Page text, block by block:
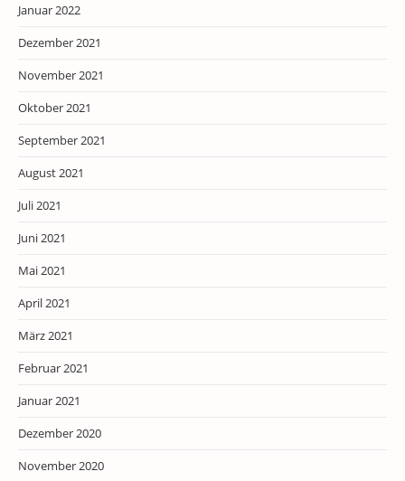
Januar 2022
Dezember 2021
November 2021
Oktober 2021
September 2021
August 2021
Juli 2021
Juni 2021
Mai 2021
April 2021
März 2021
Februar 2021
Januar 2021
Dezember 2020
November 2020